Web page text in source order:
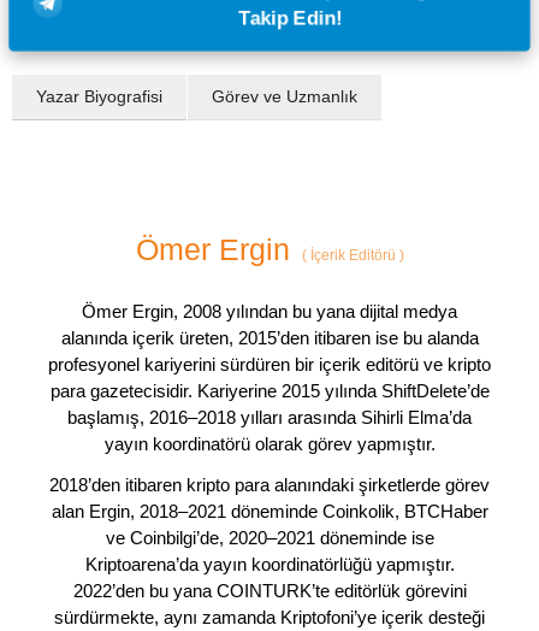
Takip Edin!
Yazar Biyografisi Görev ve Uzmanlık
Ömer Ergin (İçerik Editörü )
Ömer Ergin, 2008 yılından bu yana dijital medya
alanında içerik üreten, 2015’den itibaren ise bu alanda
profesyonel kariyerini sürdüren bir içerik editörü ve kripto
para gazetecisidir. Kariyerine 2015 yılında ShiftDelete’de
başlamış, 2016–2018 yılları arasında Sihirli Elma’da
yayın koordinatörü olarak görev yapmıştır.
2018’den itibaren kripto para alanındaki şirketlerde görev
alan Ergin, 2018–2021 döneminde Coinkolik, BTCHaber
ve Coinbilgi’de, 2020–2021 döneminde ise
Kriptoarena’da yayın koordinatörlüğü yapmıştır.
2022’den bu yana COINTURK’te editörlük görevini
sürdürmekte, aynı zamanda Kriptofoni’ye içerik desteği